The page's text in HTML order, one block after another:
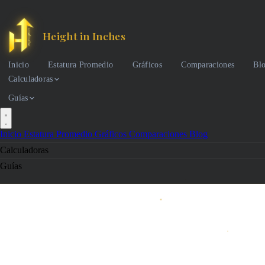
Height in Inches
Inicio Estatura Promedio Gráficos Comparaciones
Calculadoras
Guías
Inicio Estatura Promedio Gráficos Comparaciones Blog
Calculadoras
Guías